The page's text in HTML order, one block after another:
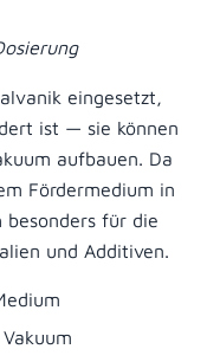
eingesetzt,
ist — sie können
aufbauen. Da
Fördermedium in
besonders für die
und Additiven.